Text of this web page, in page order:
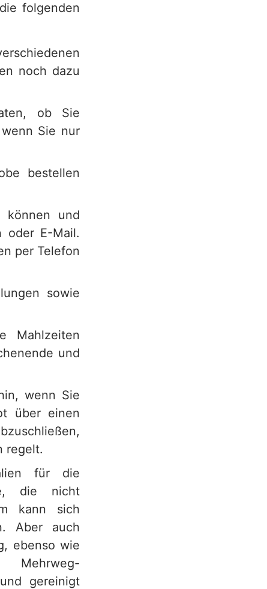
folgenden
noch dazu
ob Sie
Sie nur
bestellen
können und
oder E-Mail.
per Telefon
sowie
Mahlzeiten
und
wenn Sie
über einen
regelt.
für die
die nicht
kann sich
Aber auch
ebenso wie
Mehrweg-
gereinigt